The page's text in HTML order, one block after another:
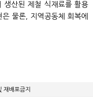
생산된 제철 식재료를 활용
물론, 지역공동체 회복에
재배포금지